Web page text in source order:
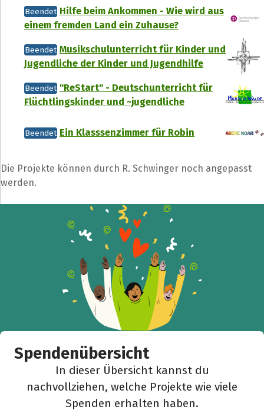
Beendet Hilfe beim Ankommen - Wie wird aus
einem fremden Land ein Zuhause?
Beendet Musikschulunterricht für Kinder und
Jugendliche der Kinder und Jugendhilfe
Beendet "ReStart" - Deutschunterricht für
Flüchtlingskinder und ~jugendliche
Beendet Ein Klasssenzimmer für Robin
Die Projekte können durch R. Schwinger noch angepasst
werden.
Spendenübersicht
In dieser Übersicht kannst du
nachvollziehen, welche Projekte wie viele
Spenden erhalten haben.